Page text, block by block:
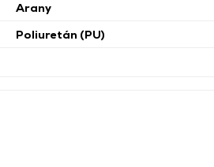
Arany
Poliuretán (PU)